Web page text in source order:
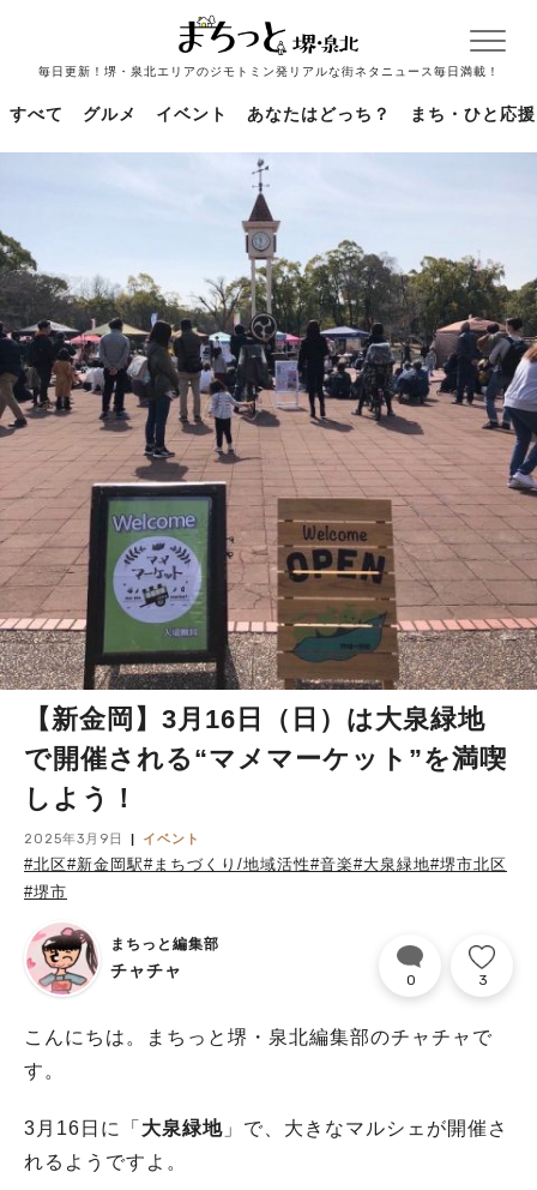
毎日更新！堺・泉北エリアのジモトミン発リアルな街ネタニュース毎日満載！
すべて グルメ イベント あなたはどっち？ まち・ひと応援
【新金岡】3月16日（日）は大泉緑地
で開催される“マメマーケット”を満喫
しよう！
2025年3月9日 イベント
#北区#新金岡駅#まちづくり/地域活性#音楽#大泉緑地#堺市北区
#堺市
まちっと編集部
チャチャ 0 3
こんにちは。まちっと堺・泉北編集部のチャチャで
す。
3月16日に「 大泉緑地 」で、大きなマルシェが開催さ
れるようですよ。